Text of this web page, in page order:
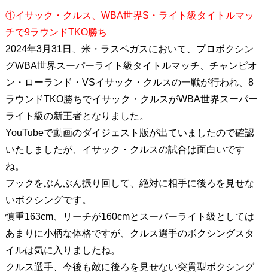
①イサック・クルス、WBA世界S・ライト級タイトルマッ
チで9ラウンドTKO勝ち
2024年3月31日、米・ラスベガスにおいて、プロボクシン
グWBA世界スーパーライト級タイトルマッチ、チャンピオ
ン・ローランド・VSイサック・クルスの一戦が行われ、8
ラウンドTKO勝ちでイサック・クルスがWBA世界スーパー
ライト級の新王者となりました。
YouTubeで動画のダイジェスト版が出ていましたので確認
いたしましたが、イサック・クルスの試合は面白いです
ね。
フックをぶんぶん振り回して、絶対に相手に後ろを見せな
いボクシングです。
慎重163cm、リーチが160cmとスーパーライト級としては
あまりに小柄な体格ですが、クルス選手のボクシングスタ
イルは気に入りましたね。
クルス選手、今後も敵に後ろを見せない突貫型ボクシング